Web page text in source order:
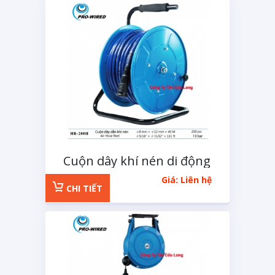
Cuộn dây khí nén di động
HR-200H
Giá: Liên hệ
CHI TIẾT